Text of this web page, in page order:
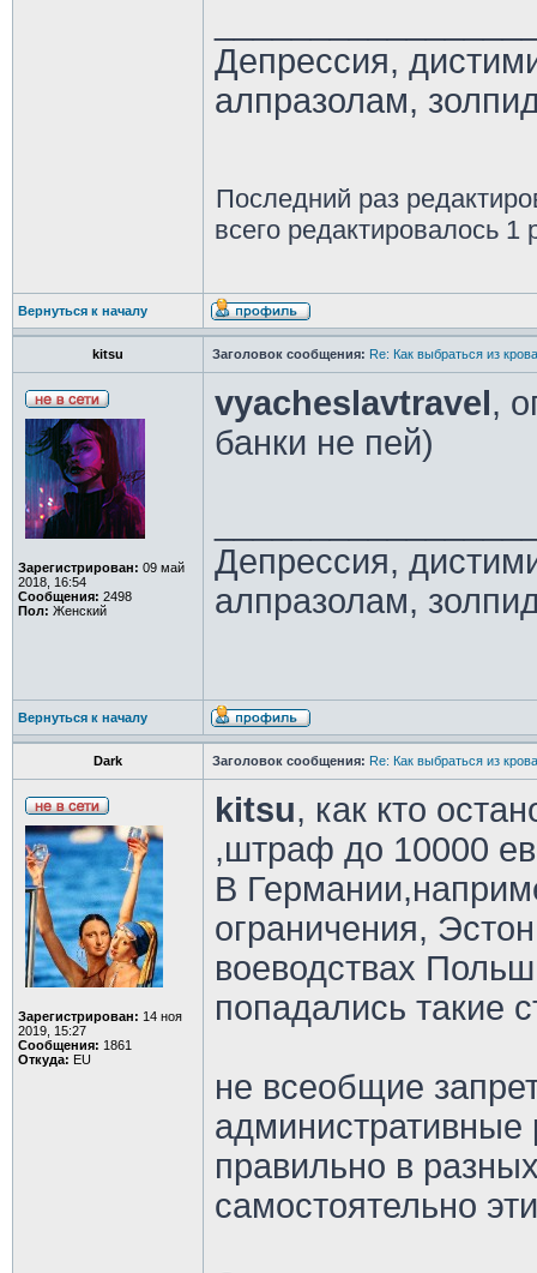
Депрессия,
алпразолам,
Последний раз
всего редактировалось 1
Вернуться к началу
kitsu Заголовок сообщения: Re: Как выбраться из
Зарегистрирован: 09 май
2018, 16:54
Сообщения: 2498
Пол: Женский
vyacheslavtravel,
банки не пей)
Депрессия,
алпразолам,
Вернуться к началу
Dark Заголовок сообщения: Re: Как выбраться из
Зарегистрирован: 14 ноя
2019, 15:27
Сообщения: 1861
Откуда: EU
kitsu, как кто
,штраф до 10000
В
ограничения,
воеводствах
попадались такие
не всеобщие
административные
правильно в
самостоятельно